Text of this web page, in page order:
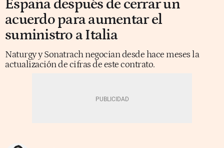
España después de cerrar un
acuerdo para aumentar el
suministro a Italia
Naturgy y Sonatrach negocian desde hace meses la
actualización de cifras de este contrato.